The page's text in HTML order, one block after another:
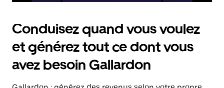
Conduisez quand vous voulez
et générez tout ce dont vous
avez besoin Gallardon